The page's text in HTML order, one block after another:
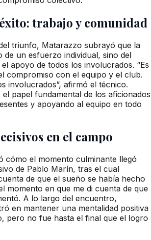
trabajo y comunidad
triunfo, Matarazzo subrayó que la
un esfuerzo individual, sino del
apoyo de todos los involucrados. “Es
compromiso con el equipo y el club.
involucrados”, afirmó el técnico.
el papel fundamental de los aficionados
y apoyando al equipo en todo
en el campo
cómo el momento culminante llegó
de Pablo Marín, tras el cual
de que el sueño se había hecho
momento en que me di cuenta de que
A lo largo del encuentro,
en mantener una mentalidad positiva
pero no fue hasta el final que el logro